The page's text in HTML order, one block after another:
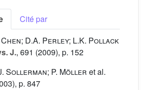
Cité par
D.A. Perley; L.K. Pollack
J., 691 (2009), p. 152
Sollerman; P. Möller et al.
p. 847